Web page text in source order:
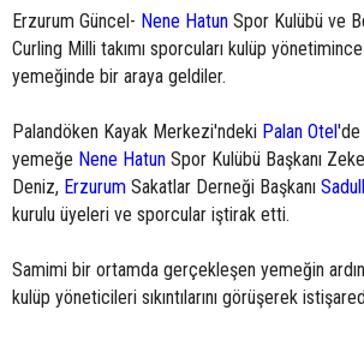
Erzurum Güncel- Nene Hatun Spor Kulübü ve
Curling Milli takımı sporcuları kulüp
yemeğinde bir araya geldiler.
Palandöken Kayak Merkezi'ndeki Palan Otel'de
yemeğe Nene Hatun Spor Kulübü Başkanı
Deniz, Erzurum Sakatlar Derneği Başkanı
kurulu üyeleri ve sporcular iştirak etti.
Samimi bir ortamda gerçekleşen yemeğin
kulüp yöneticileri sıkıntılarını görüşerek